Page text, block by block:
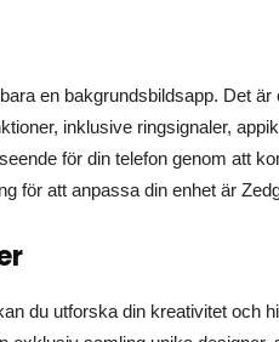
en bakgrundsbildsapp. Det
inklusive ringsignaler,
för din telefon genom att
för att anpassa din enhet är
du utforska din kreativitet och